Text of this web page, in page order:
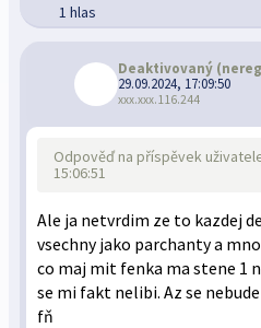
1 hlas
Deaktivovaný
29.09.2024, 17:09:50
xxx.xxx.116.244
Odpověď na příspěvek
15:06:51
Ale ja netvrdim ze to kazdej
vsechny jako parchanty a
co maj mit fenka ma stene 1
se mi fakt nelibi. Az se
fň